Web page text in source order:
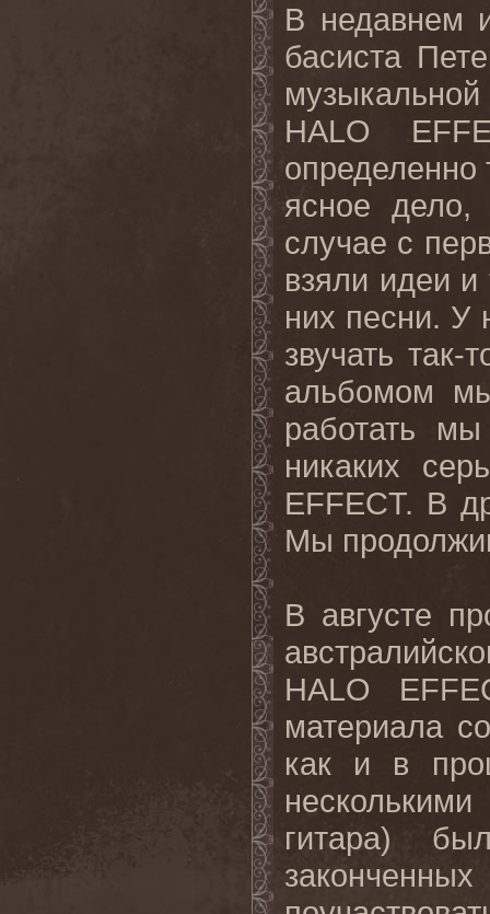
В недавнем
басиста
HALO
определенно
ясное дело,
случае с
взяли идеи
них песни. У
звучать
альбомом
работать
мы
никаких
EFFECT. В
Мы
В августе
HALO
материала
как и в
гитара)